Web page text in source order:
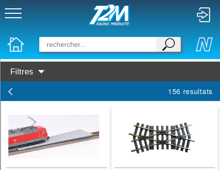
Filtres
Marques :
156 resultats